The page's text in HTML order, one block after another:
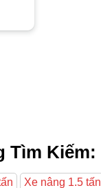
Tìm Kiếm:
Xe nâng 1.5 tấn